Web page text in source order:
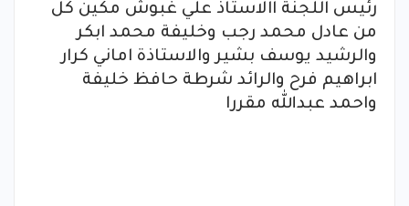
رئيس اللجنة االاستاذ علي غبوش مكين كل
من عادل محمد رجب وخليفة محمد ابكر
والرشيد يوسف بشير والاستاذة اماني كرار
ابراهيم فرح والرائد شرطة حافظ خليفة
واحمد عبدالله مقررا